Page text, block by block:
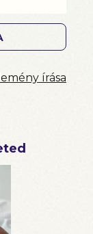
írása